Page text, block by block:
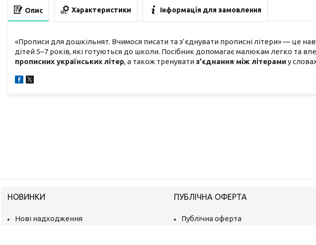
Опис Характеристики Інформація для замовлення
«Прописи для дошкільнят. Вчимося писати та з’єднувати прописні літери» — це
дітей 5–7 років, які готуються до школи. Посібник допомагає малюкам легко та
прописних українських літер, а також тренувати з’єднання між літерамиу
НОВИНКИ
Нові надходження
ПУБЛІЧНА ОФЕРТА
Публічна оферта